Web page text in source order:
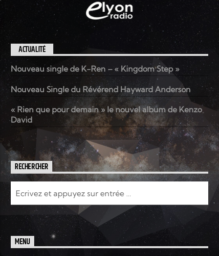
ACTUALITÉ
Nouveau single de K-Ren – « Kingdom Step »
Nouveau Single du Révérend Hayward Anderson
« Rien que pour demain » le nouvel album de Kenzo
David
RECHERCHER
MENU